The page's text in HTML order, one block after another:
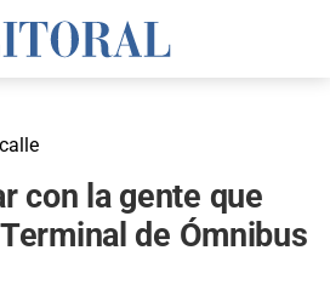
con la gente que
de Ómnibus